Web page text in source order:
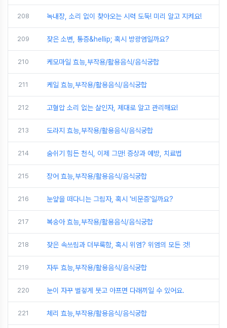
208 녹내장, 소리 없이 찾아오는 시력 도둑! 미리 알고 지켜요!
209 잦은 소변, 통증&hellip; 혹시 방광염일까요?
210 케모마일 효능,부작용/활용음식/음식궁합
211 케일 효능,부작용/활용음식/음식궁합
212 고혈압 소리 없는 살인자, 제대로 알고 관리해요!
213 도라지 효능,부작용/활용음식/음식궁합
214 숨쉬기 힘든 천식, 이제 그만! 증상과 예방, 치료법
215 장어 효능,부작용/활용음식/음식궁합
216 눈앞을 떠다니는 그림자, 혹시 '비문증'일까요?
217 복숭아 효능,부작용/활용음식/음식궁합
218 잦은 속쓰림과 더부룩함, 혹시 위염? 위염의 모든 것!
219 자두 효능,부작용/활용음식/음식궁합
220 눈이 자꾸 벌겋게 붓고 아프면 다래끼일 수 있어요.
221 체리 효능,부작용/활용음식/음식궁합